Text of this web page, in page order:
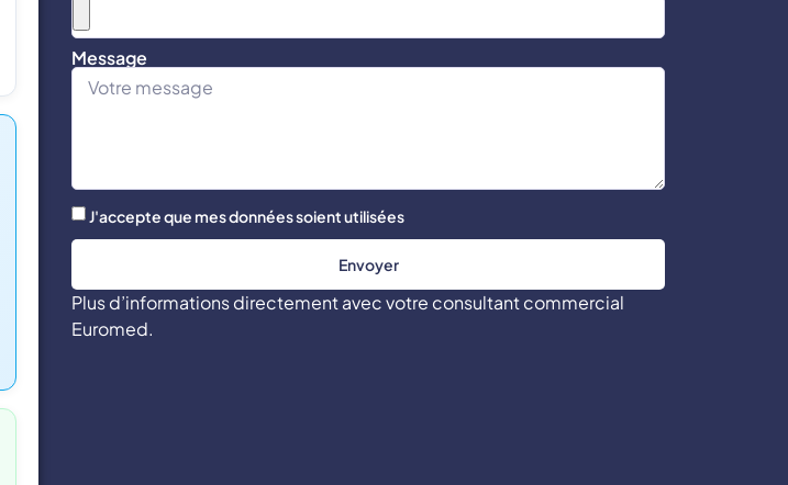
Message
J'accepte que mes données soient utilisées
Envoyer
Plus d’informations directement avec votre consultant commercial
Euromed.